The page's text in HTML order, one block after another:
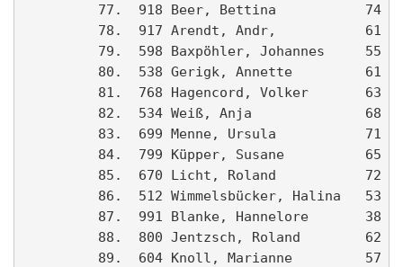
77.  918 Beer, Bettina           74
78.  917 Arendt, Andr‚           61
79.  598 Baxpöhler, Johannes     55
80.  538 Gerigk, Annette         61
81.  768 Hagencord, Volker       63
82.  534 Weiß, Anja              68
83.  699 Menne, Ursula           71
84.  799 Küpper, Susane          65
85.  670 Licht, Roland           72
86.  512 Wimmelsbücker, Halina   53
87.  991 Blanke, Hannelore       38
88.  800 Jentzsch, Roland        62
89.  604 Knoll, Marianne         57